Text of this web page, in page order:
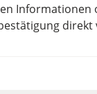
Informationen
direkt